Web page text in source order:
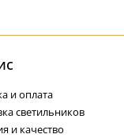
и оплата
светильников
и качество